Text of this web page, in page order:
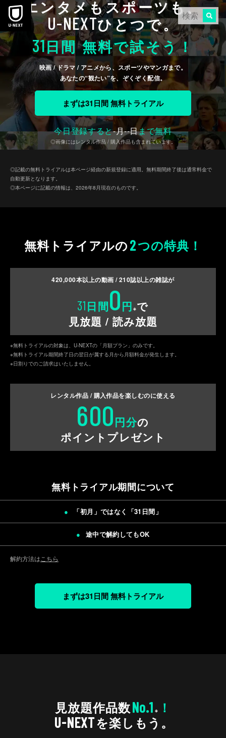
本文へスキップエンタメもスポーツも、
U-NEXTひとつで。
31日間 無料で試そう！
映画 / ドラマ / アニメから、スポーツやマンガまで。
あなたの“観たい”を、ぞくぞく配信。
まずは31日間 無料トライアル
今日登録すると-月--日まで無料
◎画像にはレンタル作品 / 購入作品も含まれています。
◎記載の無料トライアルは本ページ経由の新規登録に適用。無料期間終了後は通常料金で
自動更新となります。
◎本ページに記載の情報は、2026年8月現在のものです。
無料トライアルの2つの特典！
420,000本以上の動画 /210誌以上の雑誌が
31日間0円 ※で
見放題 / 読み放題
※無料トライアルの対象は、U-NEXTの「月額プラン」のみです。
※無料トライアル期間終了日の翌日が属する月から月額料金が発生します。
※日割りでのご請求はいたしません。
レンタル作品 / 購入作品を楽しむのに使える
600円分の
ポイントプレゼント
無料トライアル期間について
「初月」ではなく「31日間 」
途中で解約してもOK
解約方法は こちら
まずは31日間 無料トライアル
見放題作品数No.1 ※
！
U-NEXTを楽しもう。